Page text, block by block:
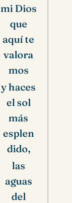
mi Dios
que
aquí te
valora
mos
y haces
el sol
más
esplen
dido,
las
aguas
del